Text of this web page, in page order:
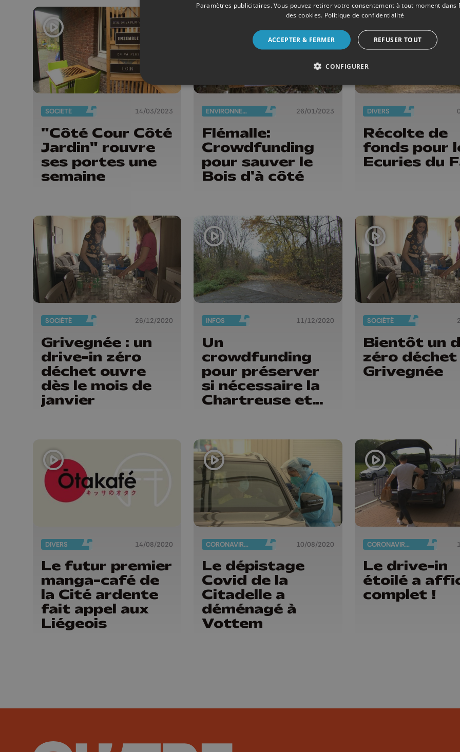
SOCIÉTÉ 14/03/2023
"Côté Cour Côté
Jardin" rouvre
ses portes une
semaine
ENVIRONNEMENT 26/01/2023
Flémalle:
Crowdfunding
pour sauver le
Bois d'à côté
DIVERS
Récolte de
fonds pour
Ecuries du
SOCIÉTÉ 26/12/2020
Grivegnée : un
drive-in zéro
déchet ouvre
dès le mois de
janvier
INFOS 11/12/2020
Un
crowdfunding
pour préserver
si nécessaire la
Chartreuse et
liégeois
SOCIÉTÉ
Bientôt un
zéro déchet
Grivegnée
DIVERS 14/08/2020
Le futur premier
manga-café de
la Cité ardente
fait appel aux
Liégeois
CORONAVIRUS 10/08/2020
Le dépistage
Covid de la
Citadelle a
déménagé à
Vottem
CORONAVIRUS
Le drive-in
étoilé a
complet !
Paramètres publicitaires. Vous pouvez retirer votre consentement à tout moment dans
des cookies. Politique de confidentialité
ACCEPTER & FERMER REFUSER TOUT
CONFIGURER